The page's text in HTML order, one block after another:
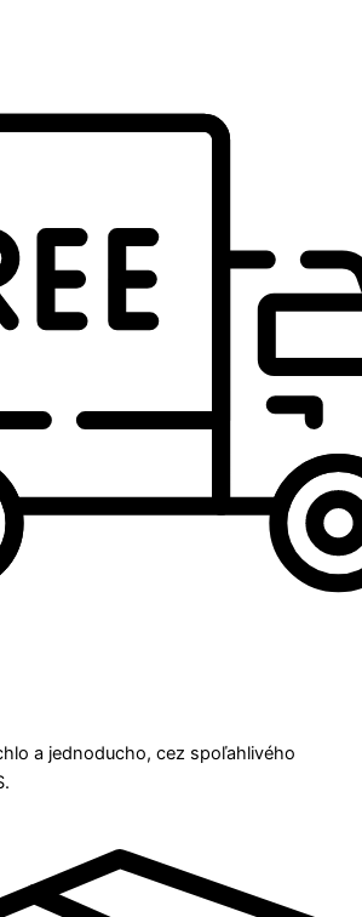
a jednoducho, cez spoľahlivého